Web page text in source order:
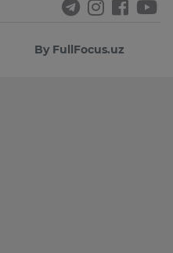
By FullFocus.uz